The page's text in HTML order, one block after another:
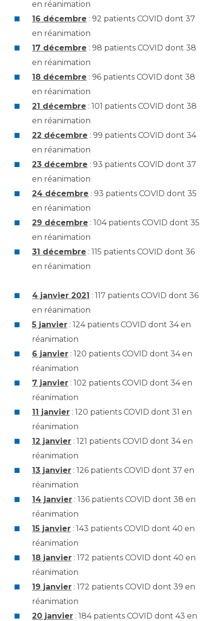
en réanimation
16 décembre : 92 patients COVID dont 37
en réanimation
17 décembre : 98 patients COVID dont 38
en réanimation
18 décembre : 96 patients COVID dont 38
en réanimation
21 décembre : 101 patients COVID dont 38
en réanimation
22 décembre : 99 patients COVID dont 34
en réanimation
23 décembre : 93 patients COVID dont 37
en réanimation
24 décembre : 93 patients COVID dont 35
en réanimation
29 décembre : 104 patients COVID dont 35
en réanimation
31 décembre : 115 patients COVID dont 36
en réanimation
4 janvier 2021 : 117 patients COVID dont 36
en réanimation
5 janvier : 124 patients COVID dont 34 en
réanimation
6 janvier : 120 patients COVID dont 34 en
réanimation
7 janvier : 102 patients COVID dont 34 en
réanimation
11 janvier : 120 patients COVID dont 31 en
réanimation
12 janvier : 121 patients COVID dont 34 en
réanimation
13 janvier : 126 patients COVID dont 37 en
réanimation
14 janvier : 136 patients COVID dont 38 en
réanimation
15 janvier : 143 patients COVID dont 40 en
réanimation
18 janvier : 172 patients COVID dont 40 en
réanimation
19 janvier : 172 patients COVID dont 39 en
réanimation
20 janvier : 184 patients COVID dont 43 en